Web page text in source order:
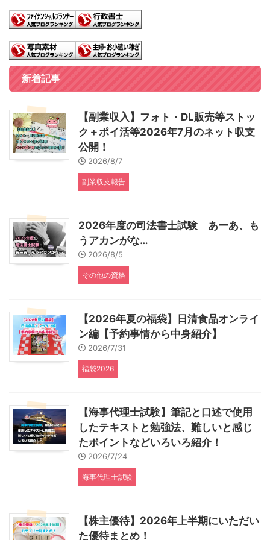
新着記事
【副業収入】フォト・DL販売等ストッ
ク＋ポイ活等2026年7月のネット収支
公開！
2026/8/7
副業収支報告
2026年度の司法書士試験 あーあ、も
うアカンがな…
2026/8/5
その他の資格
【2026年夏の福袋】日清食品オンライ
ン編【予約事情から中身紹介】
2026/7/31
福袋2026
【海事代理士試験】筆記と口述で使用
したテキストと勉強法、難しいと感じ
たポイントなどいろいろ紹介！
2026/7/24
海事代理士試験
【株主優待】2026年上半期にいただい
た優待まとめ！